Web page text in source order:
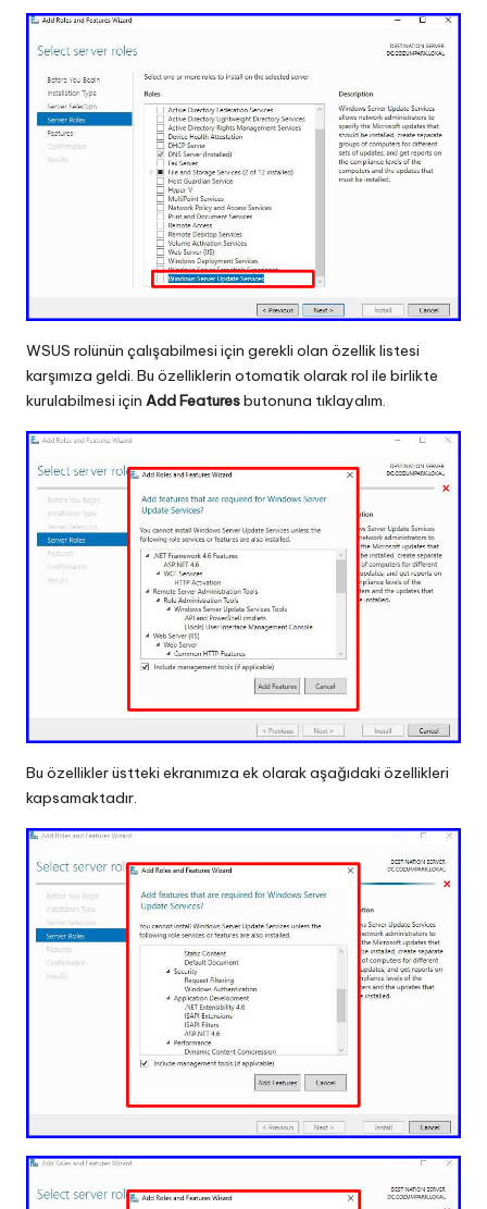
WSUS rolünün çalışabilmesi için gerekli olan özellik listesi
karşımıza geldi. Bu özelliklerin otomatik olarak rol ile birlikte
kurulabilmesi için Add Featuresbutonuna tıklayalım.
Bu özellikler üstteki ekranımıza ek olarak aşağıdaki özellikleri
kapsamaktadır.